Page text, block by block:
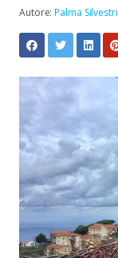
Autore:Palma Silvestri